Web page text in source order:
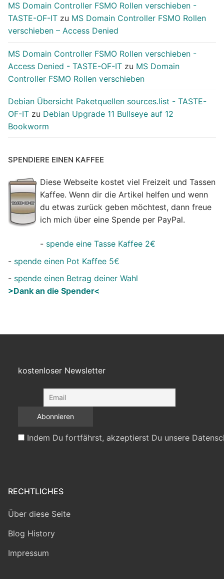
MS Domain Controller FSMO Rollen verschieben -
TASTE-OF-IT zu MS Domain Controller FSMO Rollen
verschieben – Access Denied
MS Domain Controller FSMO Rollen verschieben -
Access Denied - TASTE-OF-IT zu MS Domain
Controller FSMO Rollen verschieben
Debian Übersicht Paketquellen sources.list - TASTE-
OF-IT zu Debian Upgrade 11 Bullseye auf 12
Bookworm
SPENDIERE EINEN KAFFEE
Diese Webseite kostet viel Freizeit und Tassen
Kaffee. Wenn dir die Artikel helfen und wenn
du etwas zurück geben möchtest, dann freue
ich mich über eine Spende per PayPal.
- spende eine Tasse Kaffee 2€
- spende einen Pot Kaffee 5€
- spende einen Betrag deiner Wahl
>Dank an die Spender<
kostenloser Newsletter
Indem Du fortfährst, akzeptierst Du unsere
RECHTLICHES
Über diese Seite
Blog History
Impressum